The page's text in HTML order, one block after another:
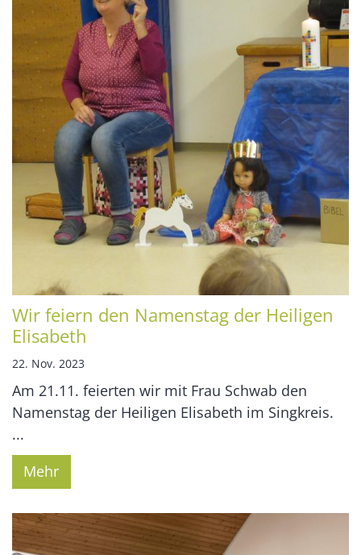
Wir feiern den Namenstag der Heiligen
Elisabeth
22. Nov. 2023
Am 21.11. feierten wir mit Frau Schwab den
Namenstag der Heiligen Elisabeth im Singkreis.
...
Mehr